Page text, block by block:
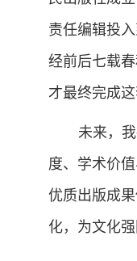
责任编辑投
经前后七载
才最终完成
未来，
度、学术价
优质出版成
化，为文化